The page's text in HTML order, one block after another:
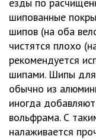
шипованные
шипов (на оба
чистятся плохо
рекомендуется
шипами. Шипы
обычно из
иногда
вольфрама. С
налаживается